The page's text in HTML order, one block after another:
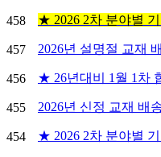
458 ★ 2026 2차 분야별
457 2026년 설명절 교재
456 ★ 26년대비 1월 1차
455 2026년 신정 교재 배
454 ★ 2026 2차 분야별